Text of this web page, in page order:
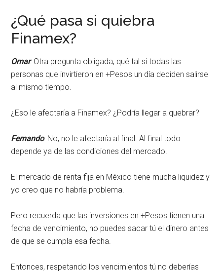
¿Qué pasa si quiebra
Finamex?
Omar: Otra pregunta obligada, qué tal si todas las
personas que invirtieron en +Pesos un día deciden salirse
al mismo tiempo.
¿Eso le afectaría a Finamex? ¿Podría llegar a quebrar?
Fernando: No, no le afectaría al final. Al final todo
depende ya de las condiciones del mercado.
El mercado de renta fija en México tiene mucha liquidez y
yo creo que no habría problema.
Pero recuerda que las inversiones en +Pesos tienen una
fecha de vencimiento, no puedes sacar tú el dinero antes
de que se cumpla esa fecha.
Entonces, respetando los vencimientos tú no deberías